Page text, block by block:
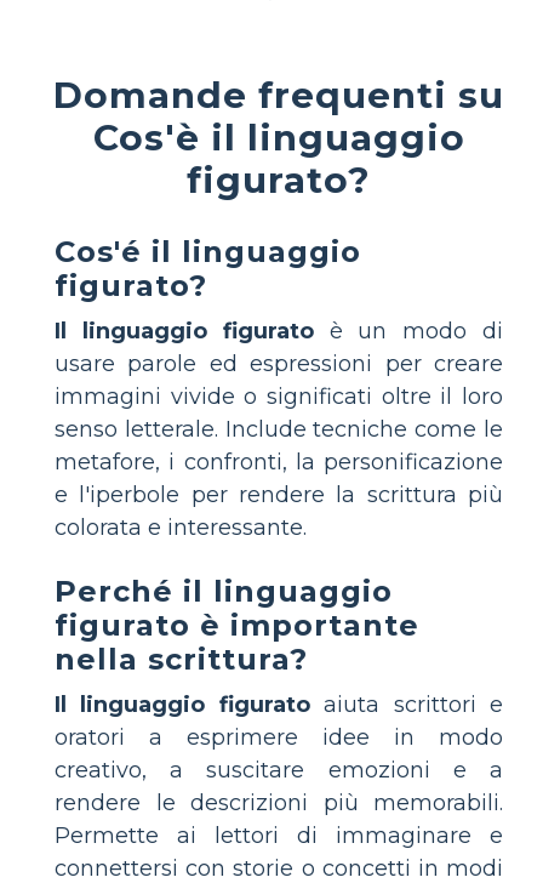
Domande frequenti su
Cos'è il linguaggio
figurato?
Cos'é il linguaggio
figurato?
Il linguaggio figuratoè un modo di
usare parole ed espressioni per creare
immagini vivide o significati oltre il loro
senso letterale. Include tecniche come le
metafore, i confronti, la personificazione
e l'iperbole per rendere la scrittura più
colorata e interessante.
Perché il linguaggio
figurato è importante
nella scrittura?
Il linguaggio figuratoaiuta scrittori e
oratori a esprimere idee in modo
creativo, a suscitare emozioni e a
rendere le descrizioni più memorabili.
Permette ai lettori di immaginare e
connettersi con storie o concetti in modi